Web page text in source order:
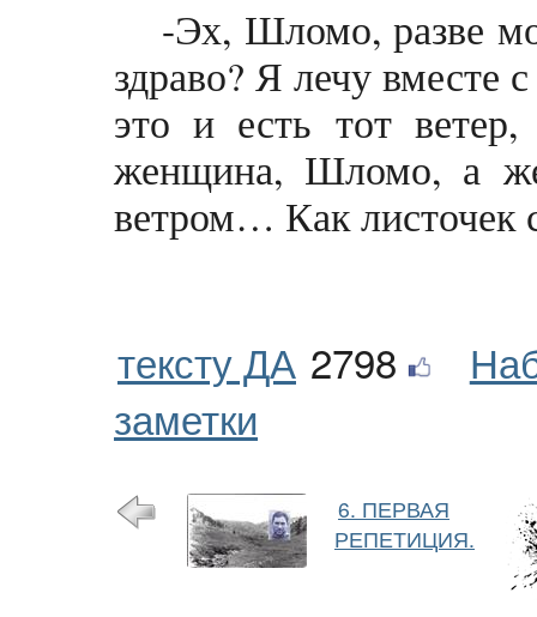
-Эх, Шломо, разве
здраво? Я лечу вместе
это и есть тот
женщина, Шломо, а
ветром… Как листочек
тексту ДА 2798
заметки
6. ПЕРВАЯ
РЕПЕТИЦИЯ.